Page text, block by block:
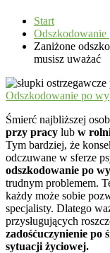
Start
Odszkodowanie
Zaniżone
musisz uważać
Odszkodowanie po
Śmierć najbliższej
przy pracy lub w
Tym bardziej, że
odczuwane w sferze
odszkodowanie po
trudnym problemem.
każdy może sobie
specjalisty. Dlatego
przysługujących
zadośćuczynienie po
sytuacji życiowej.